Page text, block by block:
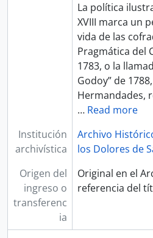
La política
XVIII marca un
vida de las
Pragmática del
1783, o la
Godoy” de
Hermandades,
… Read more
Institución
archivística
Archivo
los Dolores de
Origen del
ingreso o
transferenc
ia
Original en el
referencia del